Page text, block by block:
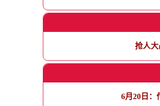
抢人
6月20日：